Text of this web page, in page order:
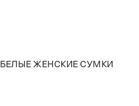
БЕЛЫЕ ЖЕНСКИЕ СУМКИ